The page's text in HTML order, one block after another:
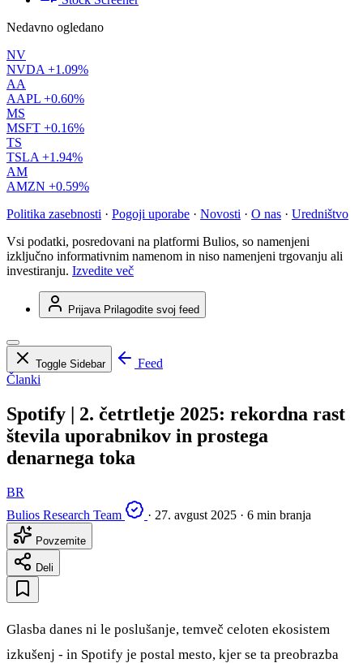
Nedavno ogledano
NV
NVDA +1.09%
AA
AAPL +0.60%
MS
MSFT +0.16%
TS
TSLA +1.94%
AM
AMZN +0.59%
Politika zasebnosti · Pogoji uporabe · Novosti · O nas · Uredništvo
Vsi podatki, posredovani na platformi Bulios, so namenjeni
izključno informativnim namenom in niso namenjeni trgovanju ali
investiranju. Izvedite več
Prijava Prilagodite svoj feed
Toggle Sidebar
Feed
Članki
Spotify | 2. četrtletje 2025: rekordna rast
števila uporabnikov in prostega
denarnega toka
BR
Bulios Research Team
· 27. avgust 2025 · 6 min branja
Povzemite
Deli
Glasba danes ni le poslušanje, temveč celoten ekosistem
izkušenj - in Spotify je postal mesto, kjer se ta preobrazba